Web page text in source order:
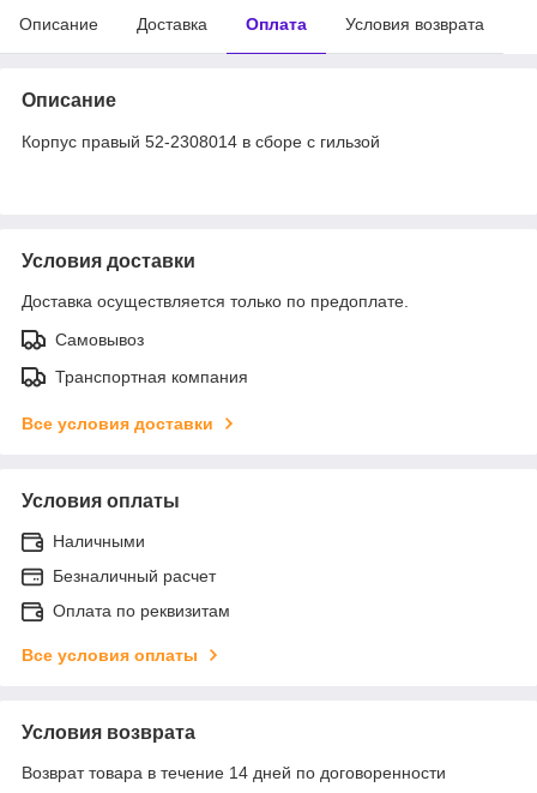
Описание Доставка Оплата Условия возврата
Описание
Корпус правый 52-2308014 в сборе с гильзой
Условия доставки
Доставка осуществляется только по предоплате.
Самовывоз
Транспортная компания
Все условия доставки
Условия оплаты
Наличными
Безналичный расчет
Оплата по реквизитам
Все условия оплаты
Условия возврата
Возврат товара в течение 14 дней по договоренности